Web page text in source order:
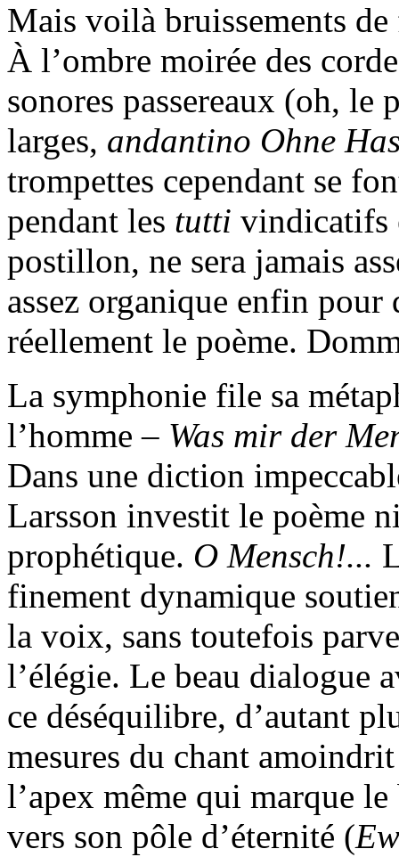
Mais voilà bruissements
À l’ombre moirée des
sonores passereaux (oh, le
larges, andantino Ohne
trompettes cependant se
pendant les tutti vindicatifs
postillon, ne sera jamais
assez organique enfin pour
réellement le poème.
La symphonie file sa
l’homme – Was mir der
Dans une diction
Larsson investit le poème
prophétique. O Mensch!...
finement dynamique
la voix, sans toutefois
l’élégie. Le beau dialogue
ce déséquilibre, d’autant
mesures du chant
l’apex même qui marque
vers son pôle d’éternité (